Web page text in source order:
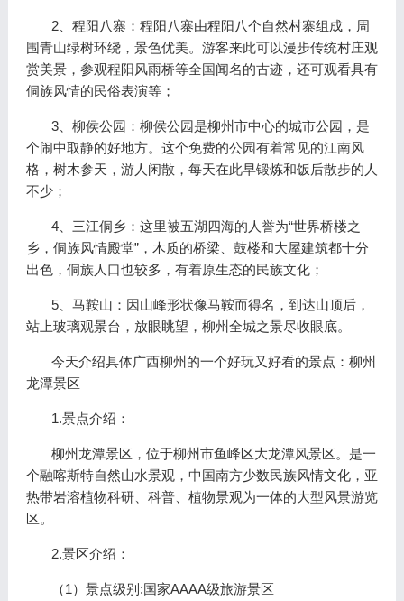
2、程阳八寨：程阳八寨由程阳八个自然村寨组成，周
围青山绿树环绕，景色优美。游客来此可以漫步传统村庄观
赏美景，参观程阳风雨桥等全国闻名的古迹，还可观看具有
侗族风情的民俗表演等；
3、柳侯公园：柳侯公园是柳州市中心的城市公园，是
个闹中取静的好地方。这个免费的公园有着常见的江南风
格，树木参天，游人闲散，每天在此早锻炼和饭后散步的人
不少；
4、三江侗乡：这里被五湖四海的人誉为“世界桥楼之
乡，侗族风情殿堂”，木质的桥梁、鼓楼和大屋建筑都十分
出色，侗族人口也较多，有着原生态的民族文化；
5、马鞍山：因山峰形状像马鞍而得名，到达山顶后，
站上玻璃观景台，放眼眺望，柳州全城之景尽收眼底。
今天介绍具体广西柳州的一个好玩又好看的景点：柳州
龙潭景区
1.景点介绍：
柳州龙潭景区，位于柳州市鱼峰区大龙潭风景区。是一
个融喀斯特自然山水景观，中国南方少数民族风情文化，亚
热带岩溶植物科研、科普、植物景观为一体的大型风景游览
区。
2.景区介绍：
（1）景点级别:国家AAAA级旅游景区